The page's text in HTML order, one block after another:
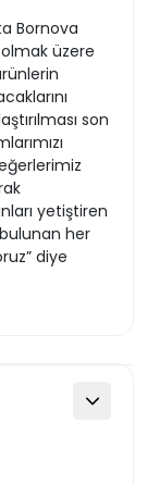
Bornova
olmak üzere
son
yetiştiren
her
diye